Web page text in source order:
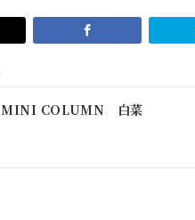
MINI COLUMN 白菜